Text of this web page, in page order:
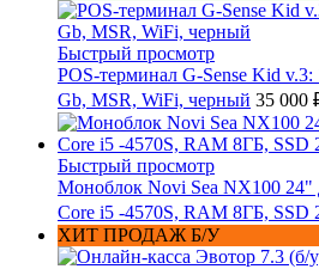
Быстрый просмотр
POS-терминал G-Sense Kid
Gb, MSR, WiFi, черный 35 000
Быстрый просмотр
Моноблок Novi Sea NX100 24"
Core i5 -4570S, RAM 8ГБ, SSD
ХИТ ПРОДАЖ Б/У